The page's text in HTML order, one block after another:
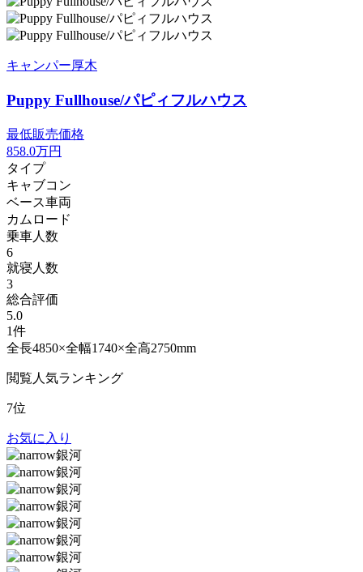
キャンパー厚木
Puppy Fullhouse/パピィフルハウス
最低販売価格
858.0万円
タイプ
キャブコン
ベース車両
カムロード
乗車人数
6
就寝人数
3
総合評価
5.0
1件
全長4850×全幅1740×全高2750mm
閲覧人気ランキング
7位
お気に入り